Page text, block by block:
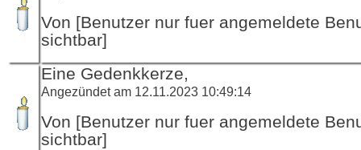
Von [Benutzer nur fuer angemeldete
sichtbar]
Eine Gedenkkerze,
Angezündet am 12.11.2023 10:49:14
Von [Benutzer nur fuer angemeldete
sichtbar]